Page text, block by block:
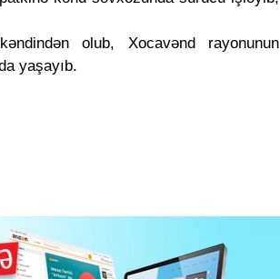
olub, Xocavənd rayonunun
yaşayıb.